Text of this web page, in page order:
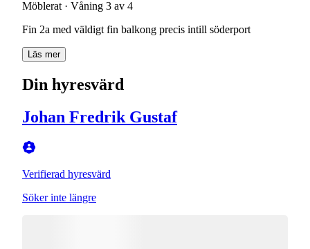
Möblerat · Våning 3 av 4
Fin 2a med väldigt fin balkong precis intill söderport
Läs mer
Din hyresvärd
Johan Fredrik Gustaf
Verifierad hyresvärd
Söker inte längre